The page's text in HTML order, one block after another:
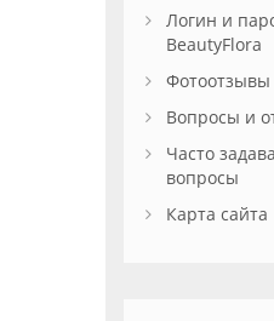
Логин и
BeautyFlora
Фотоотзывы
Вопросы и
Часто
вопросы
Карта сайта